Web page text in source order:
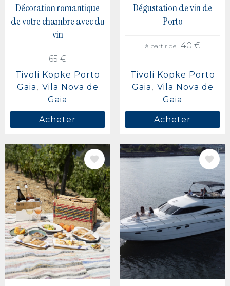
Décoration romantique
de votre chambre avec du
vin
65 €
Tivoli Kopke Porto
Gaia
Vila Nova de
Gaia
Acheter
Dégustation de vin de
Porto
à partir de 40 €
Tivoli Kopke Porto
Gaia
Vila Nova de
Gaia
Acheter
IMAGE IMAGE